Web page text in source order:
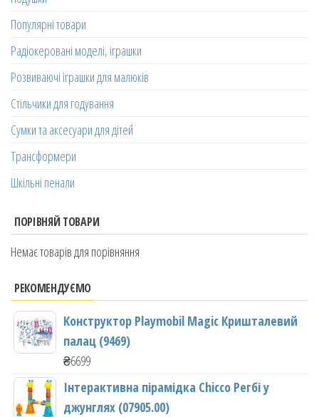
Популярні товари
Радіокеровані моделі, іграшки
Розвиваючі іграшки для малюків
Стільчики для годування
Сумки та аксесуари для дітей
Трансформери
Шкільні пенали
ПОРІВНЯЙ ТОВАРИ
Немає товарів для порівняння
РЕКОМЕНДУЄМО
Конструктор Playmobil Magic Кришталевий
палац (9469)
₴6699
Інтерактивна пірамідка Chicco Регбі у
джунглях (07905.00)